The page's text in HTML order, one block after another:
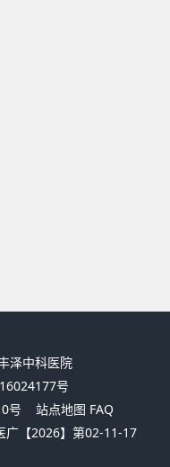
泽中科医院
号
号
站点地图 FAQ
广【2026】第02-11-17